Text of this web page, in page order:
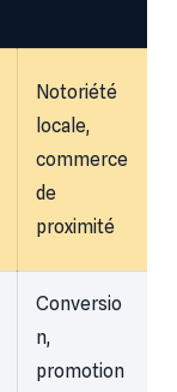
Notoriété
locale,
commerce
de
proximité
Conversio
n,
promotion